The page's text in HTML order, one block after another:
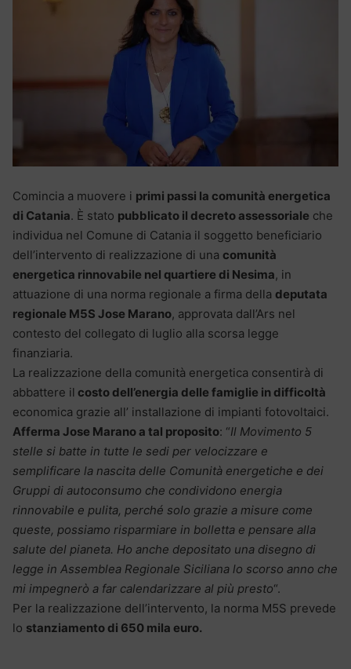
Comincia a muovere i primi passi la comunità energetica
di Catania. È stato pubblicato il decreto assessoriale che
individua nel Comune di Catania il soggetto beneficiario
dell’intervento di realizzazione di una comunità
energetica rinnovabile nel quartiere di Nesima, in
attuazione di una norma regionale a firma della deputata
regionale M5S Jose Marano, approvata dall’Ars nel
contesto del collegato di luglio alla scorsa legge
finanziaria.
La realizzazione della comunità energetica consentirà di
abbattere il costo dell’energia delle famiglie in difficoltà
economica grazie all’ installazione di impianti fotovoltaici.
Afferma Jose Marano a tal proposito: “Il Movimento 5
stelle si batte in tutte le sedi per velocizzare e
semplificare la nascita delle Comunità energetiche e dei
Gruppi di autoconsumo che condividono energia
rinnovabile e pulita, perché solo grazie a misure come
queste, possiamo risparmiare in bolletta e pensare alla
salute del pianeta. Ho anche depositato una disegno di
legge in Assemblea Regionale Siciliana lo scorso anno che
mi impegnerò a far calendarizzare al più presto“.
Per la realizzazione dell’intervento, la norma M5S prevede
lo stanziamento di 650 mila euro.